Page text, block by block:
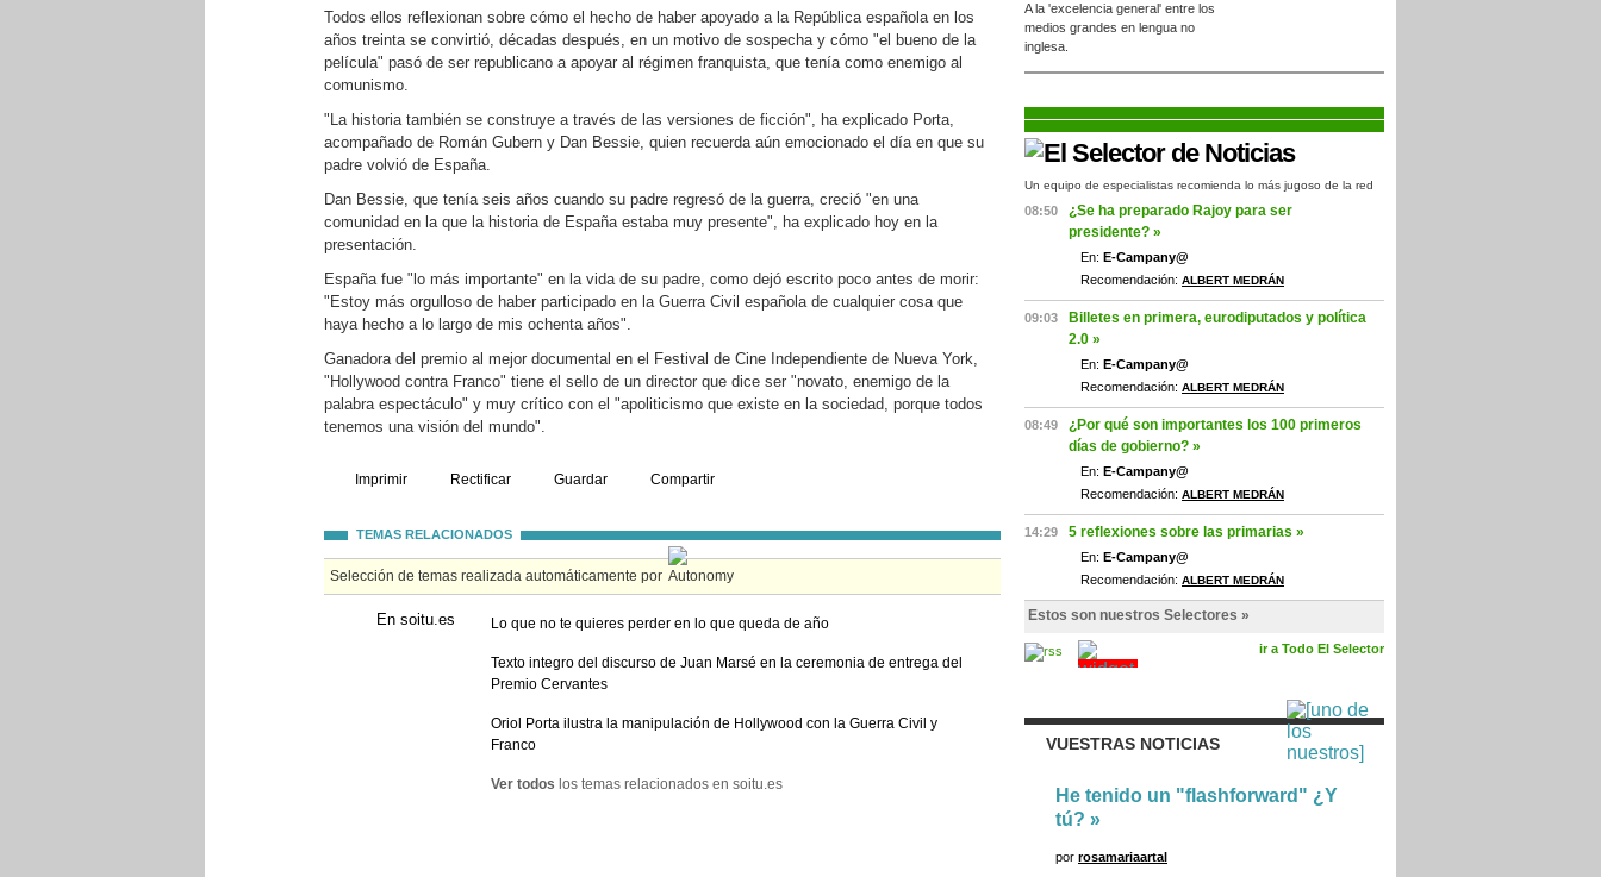
Todos ellos reflexionan sobre cómo el hecho de haber apoyado a la República española en los
años treinta se convirtió, décadas después, en un motivo de sospecha y cómo "el bueno de la
película" pasó de ser republicano a apoyar al régimen franquista, que tenía como enemigo al
comunismo.
"La historia también se construye a través de las versiones de ficción", ha explicado Porta,
acompañado de Román Gubern y Dan Bessie, quien recuerda aún emocionado el día en que su
padre volvió de España.
Dan Bessie, que tenía seis años cuando su padre regresó de la guerra, creció "en una
comunidad en la que la historia de España estaba muy presente", ha explicado hoy en la
presentación.
España fue "lo más importante" en la vida de su padre, como dejó escrito poco antes de morir:
"Estoy más orgulloso de haber participado en la Guerra Civil española de cualquier cosa que
haya hecho a lo largo de mis ochenta años".
Ganadora del premio al mejor documental en el Festival de Cine Independiente de Nueva York,
"Hollywood contra Franco" tiene el sello de un director que dice ser "novato, enemigo de la
palabra espectáculo" y muy crítico con el "apoliticismo que existe en la sociedad, porque todos
tenemos una visión del mundo".
Imprimir Rectificar Guardar Compartir
TEMAS RELACIONADOS
Selección de temas realizada automáticamente por
En soitu.es Lo que no te quieres perder en lo que queda de año
Texto integro del discurso de Juan Marsé en la ceremonia de entrega del
Premio Cervantes
Oriol Porta ilustra la manipulación de Hollywood con la Guerra Civil y
Franco
Ver todos los temas relacionados en soitu.es
A la 'excelencia general' entre los
medios grandes en lengua no
inglesa.
Un equipo de especialistas recomienda lo más jugoso de la red
08:50
¿Se ha preparado Rajoy para ser
presidente? »
En: E-Campany@
Recomendación: ALBERT MEDRÁN
09:03
Billetes en primera, eurodiputados y política
2.0 »
En: E-Campany@
Recomendación: ALBERT MEDRÁN
08:49
¿Por qué son importantes los 100 primeros
días de gobierno? »
En: E-Campany@
Recomendación: ALBERT MEDRÁN
14:29 5 reflexiones sobre las primarias »
En: E-Campany@
Recomendación: ALBERT MEDRÁN
Estos son nuestros Selectores »
ir a Todo El Selector
VUESTRAS NOTICIAS
He tenido un "flashforward" ¿Y
tú? »
por rosamariaartal